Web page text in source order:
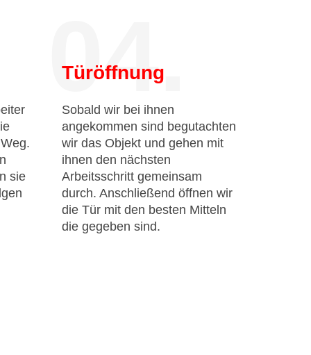
sie
04.
Türöffnung
Sobald wir bei ihnen
angekommen sind begutachten
wir das Objekt und gehen mit
ihnen den nächsten
Arbeitsschritt gemeinsam
durch. Anschließend öffnen wir
die Tür mit den besten Mitteln
die gegeben sind.